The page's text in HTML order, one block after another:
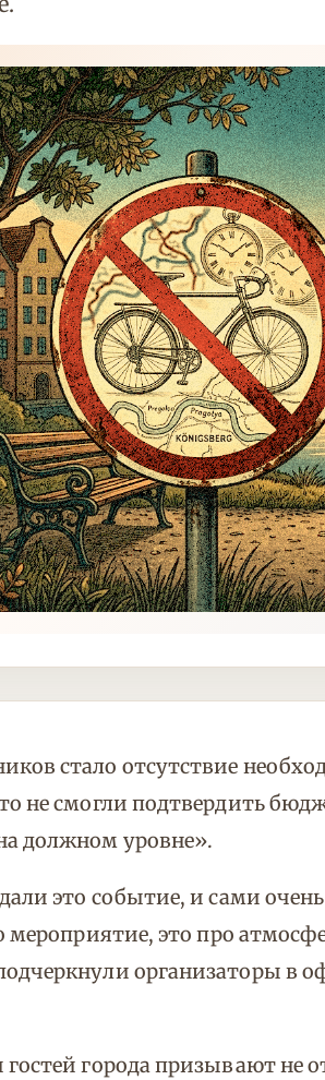
стало отсутствие
не смогли подтвердить
должном уровне».
это событие, и сами
мероприятие, это про
организаторы в
города призывают не